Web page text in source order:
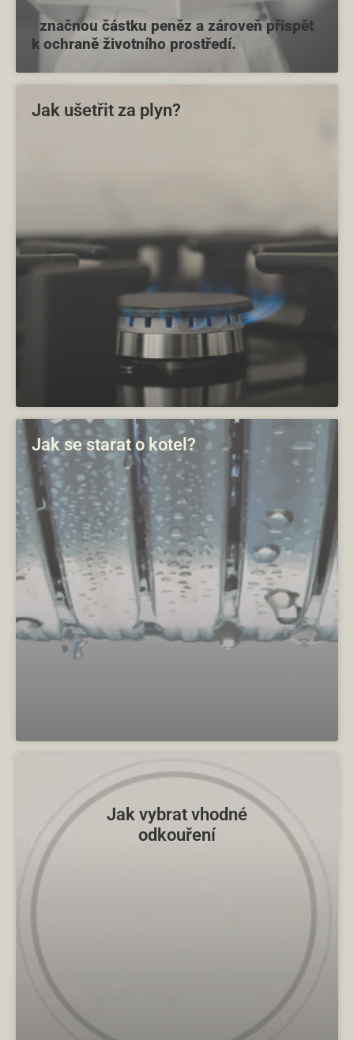
značnou částku peněz a zároveň přispět
k ochraně životního prostředí.
Jak ušetřit za plyn?
Jak se starat o kotel?
Jak vybrat vhodné
odkouření